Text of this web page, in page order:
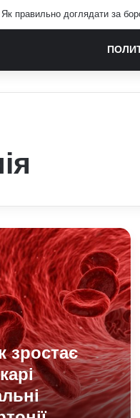
Як правильно доглядати за
зростає